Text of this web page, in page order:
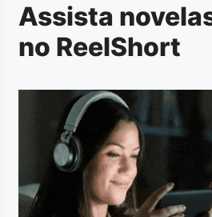
Assista
no ReelShort